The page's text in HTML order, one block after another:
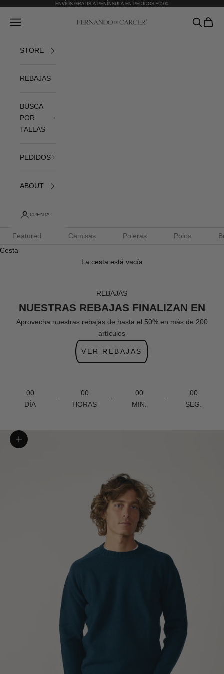
ENVÍOS GRATIS A PENÍNSULA EN PEDIDOS +€100
Fernando de Cárcer
Abrir menú de navegación AbrirAbrir
STORE
REBAJAS
BUSCA
POR
TALLAS
PEDIDOS
ABOUT
CUENTA
Featured Camisas Poleras Polos
Cesta
La cesta está vacía
REBAJAS
NUESTRAS REBAJAS FINALIZAN EN
Aprovecha nuestras rebajas de hasta el 50% en más de 200
artículos
VER REBAJAS
00
DÍA
:
00
HORAS
:
00
MIN.
:
00
SEG.
Zoom